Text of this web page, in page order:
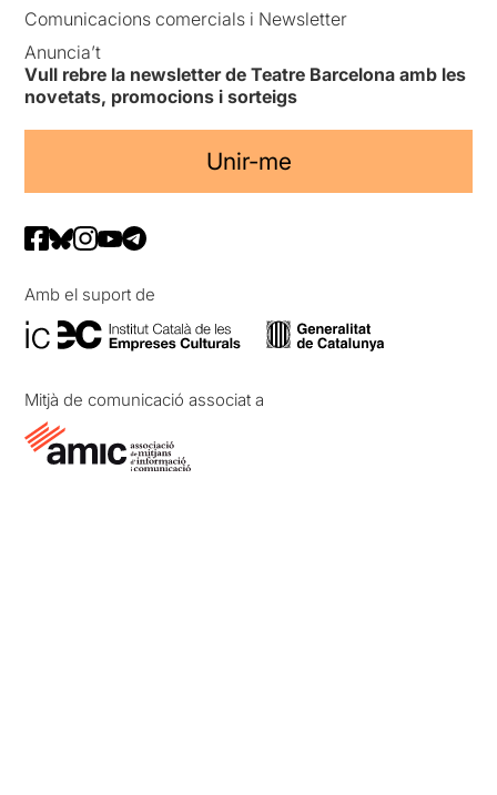
Comunicacions comercials i Newsletter
Anuncia’t
Vull rebre la newsletter de Teatre Barcelona amb les
novetats, promocions i sorteigs
Unir-me
Amb el suport de
Mitjà de comunicació associat a